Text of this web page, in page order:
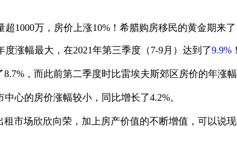
涨幅最大，在2021年第三季度（7-9月）达到了9.9% ！
，而此前第二季度时比雷埃夫斯郊区房价的年涨幅
心的房价涨幅较小，同比增长了4.2%。
市场欣欣向荣，加上房产价值的不断增值，可以说